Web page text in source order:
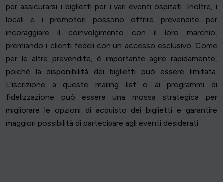
per assicurarsi i biglietti per i vari eventi ospitati. Inoltre, i
locali e i promotori possono offrire prevendite per
incoraggiare il coinvolgimento con il loro marchio,
premiando i clienti fedeli con un accesso esclusivo. Come
per le altre prevendite, è importante agire rapidamente,
poiché la disponibilità dei biglietti può essere limitata.
L'iscrizione a queste mailing list o ai programmi di
fidelizzazione può essere una mossa strategica per
migliorare le opzioni di acquisto dei biglietti e garantire
maggiori possibilità di partecipare agli eventi desiderati.